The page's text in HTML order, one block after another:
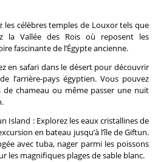
les célèbres temples de Louxor tels que
la Vallée des Rois où reposent les
fascinante de l’Égypte ancienne.
en safari dans le désert pour découvrir
l’arrière-pays égyptien. Vous pouvez
chameau ou même passer une nuit
Island : Explorez les eaux cristallines de
en bateau jusqu’à l’île de Giftun.
avec tuba, nager parmi les poissons
les magnifiques plages de sable blanc.